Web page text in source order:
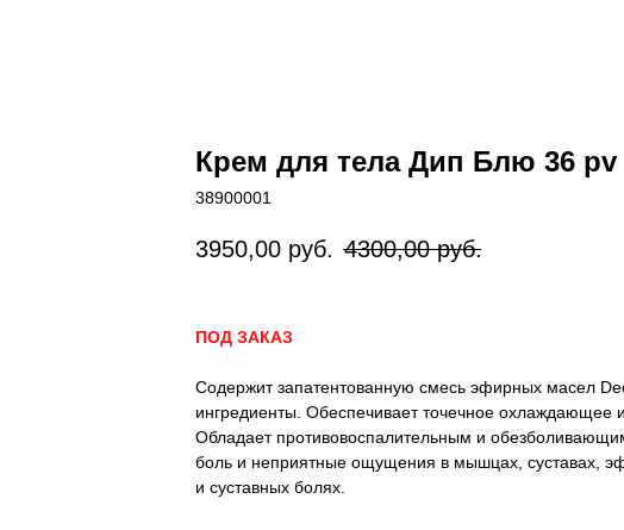
Крем для тела Дип Блю 36 pv
38900001
3950,00 руб. 4300,00 руб.
ПОД ЗАКАЗ
Содержит запатентованную смесь эфирных масел
ингредиенты. Обеспечивает точечное охлаждающее
Обладает противовоспалительным и
боль и неприятные ощущения в мышцах, суставах,
и суставных болях.